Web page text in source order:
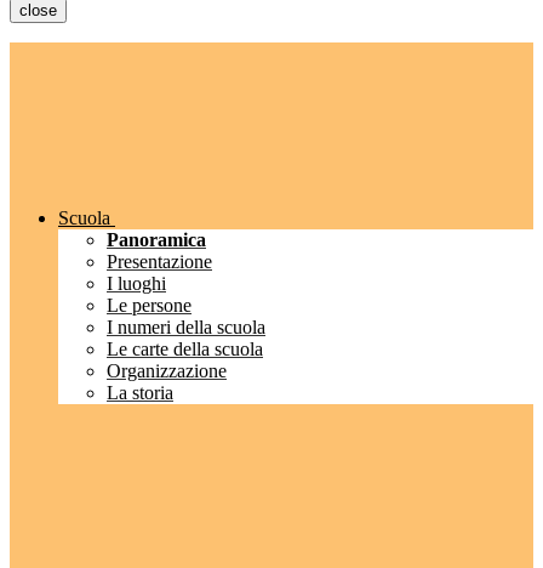
close
Scuola
Panoramica
Presentazione
I luoghi
Le persone
I numeri della scuola
Le carte della scuola
Organizzazione
La storia